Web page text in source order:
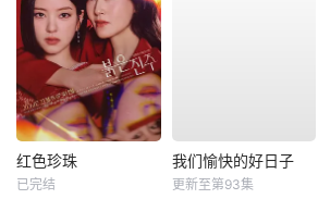
红色珍珠
已完结
我们愉快的好日子
更新至第93集